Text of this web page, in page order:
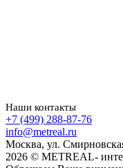
Наши контакты
+7 (499) 288-87-76
info@metreal.ru
Москва, ул.
2026 © METREAL-